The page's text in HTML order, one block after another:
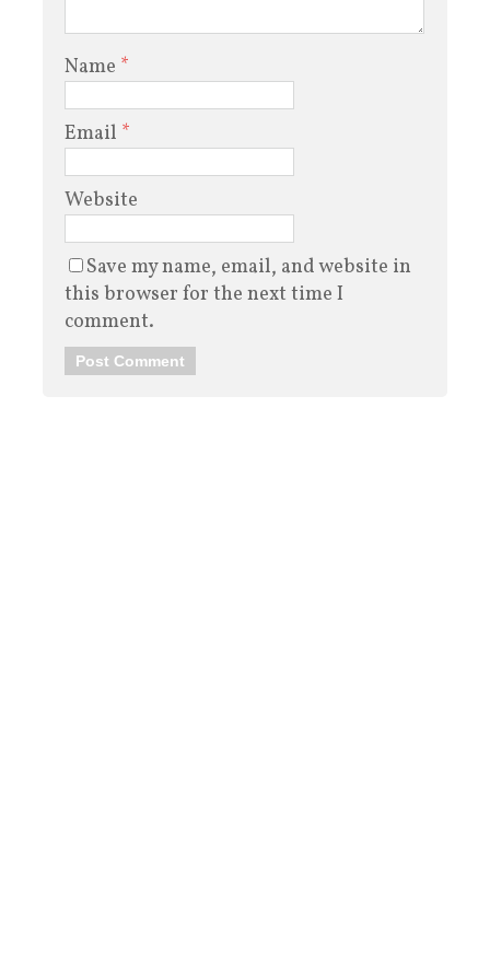
Name *
Email *
Website
Save my name, email, and website in
this browser for the next time I
comment.